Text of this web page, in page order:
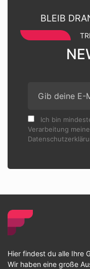
BLEIB
Ich bin
Verarbeitung
Hier findest du alle Ihre
Wir haben eine große